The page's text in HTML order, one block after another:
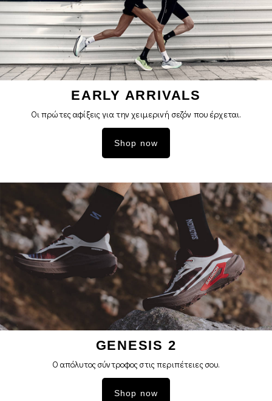
EARLY ARRIVALS
Οι πρώτες αφίξεις για την χειμερινή σεζόν που έρχεται.
Shop now
GENESIS 2
Ο απόλυτος σύντροφος στις περιπέτειες σoυ.
Shop now